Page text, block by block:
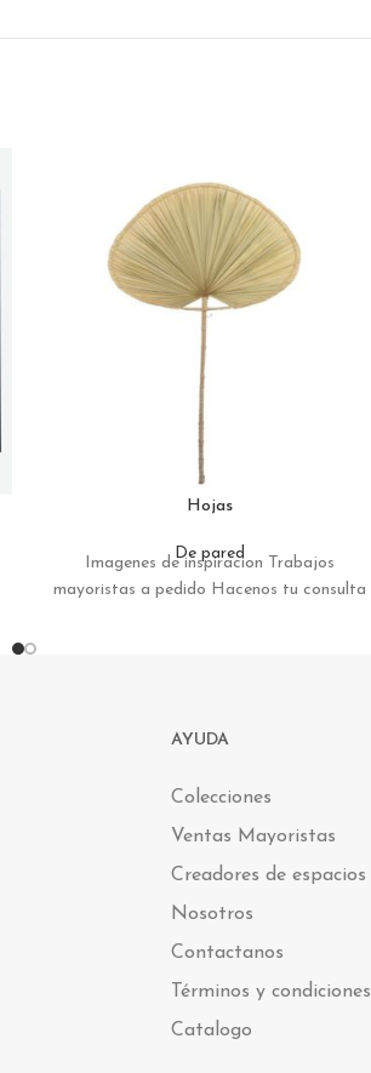
Hojas
De pared
Imagenes de inspiracion Trabajos
mayoristas a pedido Hacenos tu consulta
AYUDA
Colecciones
Ventas Mayoristas
Creadores de espacios
Nosotros
Contactanos
Términos y condiciones
Catalogo